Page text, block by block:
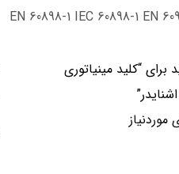
EN 60898-1 IEC 60898-1 EN
“کلید مینیاتوری